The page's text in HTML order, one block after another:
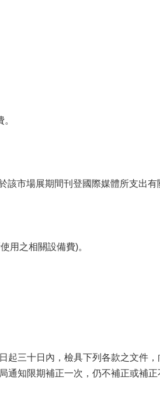
市場展期間刊登國際媒體所支出有
用之相關設備費)。
起三十日內，檢具下列各款之文件
知限期補正一次，仍不補正或補正